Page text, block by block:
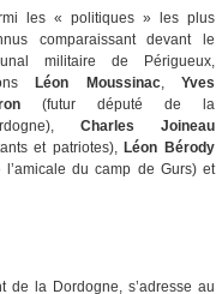
les « politiques » les plus
comparaissant devant le
militaire de Périgueux,
Léon Moussinac,Yves
(futur député de la
Charles Joineau
et patriotes), Léon Bérody
du camp de Gurs) et
de la Dordogne, s’adresse au